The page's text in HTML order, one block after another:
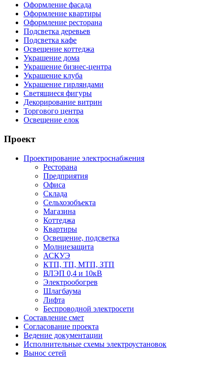
Оформление фасада
Оформление квартиры
Оформление ресторана
Подсветка деревьев
Подсветка кафе
Освещение коттеджа
Украшение дома
Украшение бизнес-центра
Украшение клуба
Украшение гирляндами
Светящиеся фигуры
Декорирование витрин
Торгового центра
Освещение елок
Проект
Проектирование электроснабжения
Ресторана
Предприятия
Офиса
Склада
Сельхозобъекта
Магазина
Коттеджа
Квартиры
Освещение, подсветка
Молниезащита
АСКУЭ
КТП, ТП, МТП, ЗТП
ВЛЭП 0,4 и 10кВ
Электрообогрев
Шлагбаума
Лифта
Беспроводной электросети
Составление смет
Согласование проекта
Ведение документации
Исполнительные схемы электроустановок
Вынос сетей